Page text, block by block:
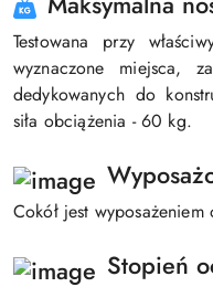
Testowana przy
wyznaczone miejsca,
dedykowanych do
siła obciążenia - 60 kg.
Cokół jest
Stopień